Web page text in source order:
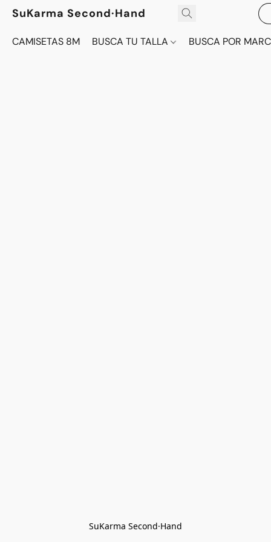
SuKarma Second·Hand
CAMISETAS 8M BUSCA TU TALLA BUSCA POR
SuKarma Second·Hand